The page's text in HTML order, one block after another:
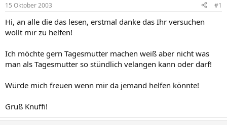
e
t
a
m
15 Oktober 2003 #1
Hi, an alle die das lesen, erstmal danke das Ihr versuchen
wollt mir zu helfen!
Ich möchte gern Tagesmutter machen weiß aber nicht was
man als Tagesmutter so stündlich velangen kann oder darf!
Würde mich freuen wenn mir da jemand helfen könnte!
Gruß Knuffi!